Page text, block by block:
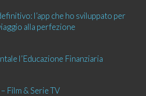
l’app che ho sviluppato per
alla perfezione
l’Educazione Finanziaria
Film & Serie TV